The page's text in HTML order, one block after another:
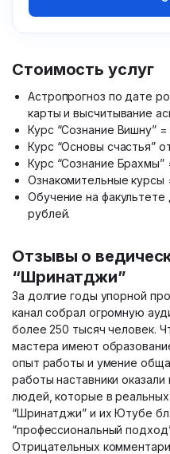
Стоимость услуг
Астропрогноз по дате
карты и высчитывание
Курс “Сознание Вишну”
Курс “Основы счастья”
Курс “Сознание Брахмы”
Ознакомительные курсы
Обучение на
рублей.
Отзывы о
“Шринатджи”
За долгие годы упорной
канал собрал огромную
более 250 тысяч человек.
мастера имеют
опыт работы и умение
работы наставники
людей, которые в
“Шринатджи” и их Ютубе
“профессиональный
Отрицательных